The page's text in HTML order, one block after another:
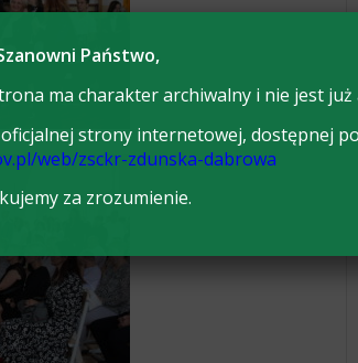
Państwo,
ma charakter archiwalny i nie jest już
strony internetowej, dostępnej
web/zsckr-zdunska-dabrowa
za zrozumienie.